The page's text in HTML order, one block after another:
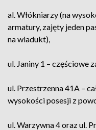
al. Włókniarzy (na
armatury, zajęty jeden
na wiadukt),
ul. Janiny 1 – częściowe
ul. Przestrzenna 41A –
wysokości posesji z
ul. Warzywna 4 oraz ul.